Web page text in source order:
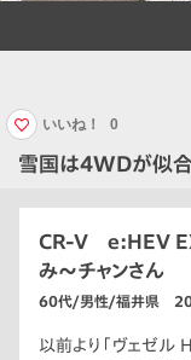
雪国は4WDが似
いいね！ 0
CR-V e:HEV EX
み〜チャンさん
60代/男性/福井県
以前より「ヴェゼル